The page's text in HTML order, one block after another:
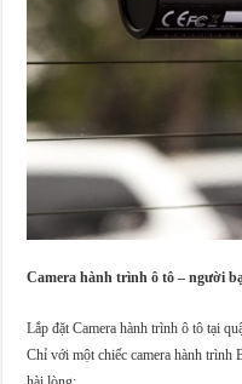
Camera hành trình ô tô – người
Lắp đặt Camera hành trình ô tô tại
Chỉ với một chiếc camera hành trình